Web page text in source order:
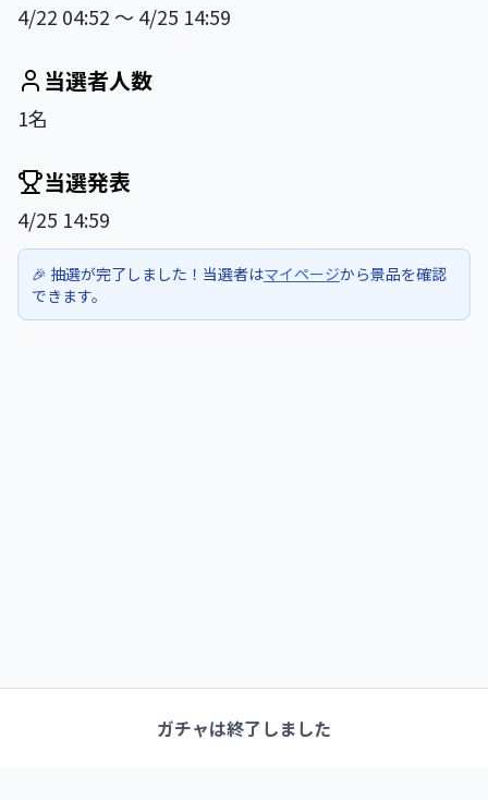
4/22 04:52 〜 4/25 14:59
当選者人数
1名
当選発表
4/25 14:59
🎉 抽選が完了しました！当選者はマイページから景品を確認
できます。
ガチャは終了しました